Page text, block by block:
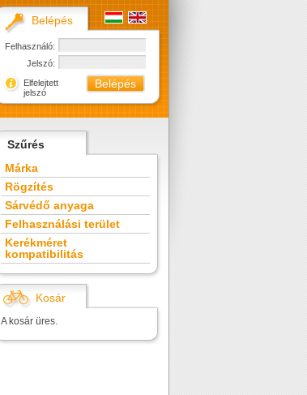
Szűrés
Márka
Rögzítés
Sárvédő anyaga
Felhasználási terület
Kerékméret
kompatibilitás
Kosár
A kosár üres.
Belépés
Felhasználó:
Jelszó:
Elfelejtett
jelszó